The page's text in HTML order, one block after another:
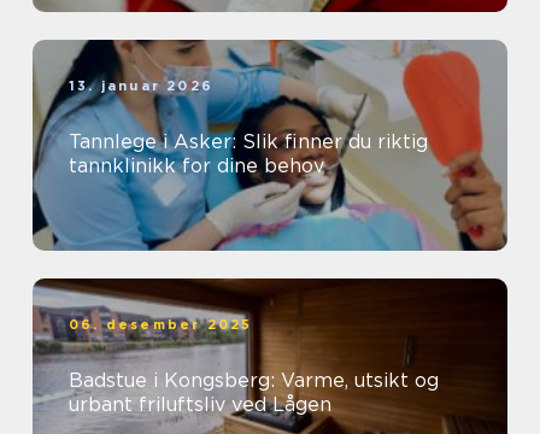
13. januar 2026
Tannlege i Asker: Slik finner du riktig
tannklinikk for dine behov
06. desember 2025
Badstue i Kongsberg: Varme, utsikt og
urbant friluftsliv ved Lågen